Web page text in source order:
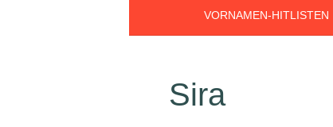
VORNAMEN-HITLISTEN
Sira